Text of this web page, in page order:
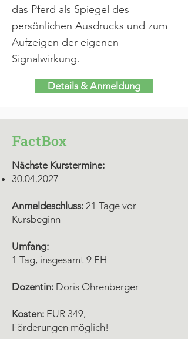
das Pferd als Spiegel des
persönlichen Ausdrucks und zum
Aufzeigen der eigenen
Signalwirkung.
Details & Anmeldung
FactBox
Nächste Kurstermine:
30.04.2027
Anmeldeschluss: 21 Tage vor
Kursbeginn
Umfang:
1 Tag, insgesamt 9 EH
Dozentin: Doris Ohrenberger
Kosten: EUR 349, -
Förderungen möglich!